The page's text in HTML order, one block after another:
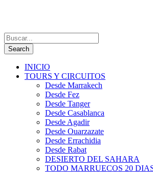
INICIO
TOURS Y CIRCUITOS
Desde Marrakech
Desde Fez
Desde Tanger
Desde Casablanca
Desde Agadir
Desde Ouarzazate
Desde Errachidia
Desde Rabat
DESIERTO DEL SAHARA
TODO MARRUECOS 20